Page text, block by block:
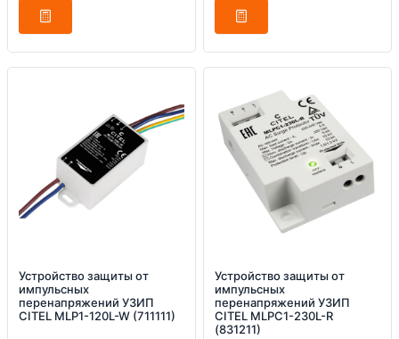
Устройство защиты от
импульсных
перенапряжений УЗИП
CITEL MLP1-120L-W (711111)
Устройство защиты от
импульсных
перенапряжений УЗИП
CITEL MLPC1-230L-R
(831211)